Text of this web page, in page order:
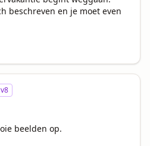
beschreven en je moet even
v8
beelden op.